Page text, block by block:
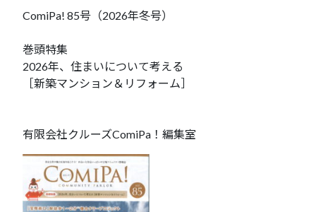
ComiPa! 85号（2026年冬号）
巻頭特集
2026年、住まいについて考える
［新築マンション＆リフォーム］
有限会社クルーズComiPa！編集室